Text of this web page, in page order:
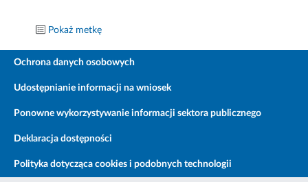
Pokaż metkę
Ochrona danych osobowych
Udostępnianie informacji na wniosek
Ponowne wykorzystywanie informacji sektora publicznego
Deklaracja dostępności
Polityka dotycząca cookies i podobnych technologii